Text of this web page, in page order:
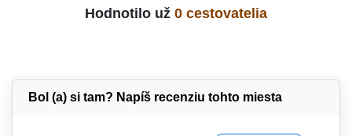
Hodnotilo už 0 cestovatelia
Bol (a) si tam? Napíš recenziu tohto miesta